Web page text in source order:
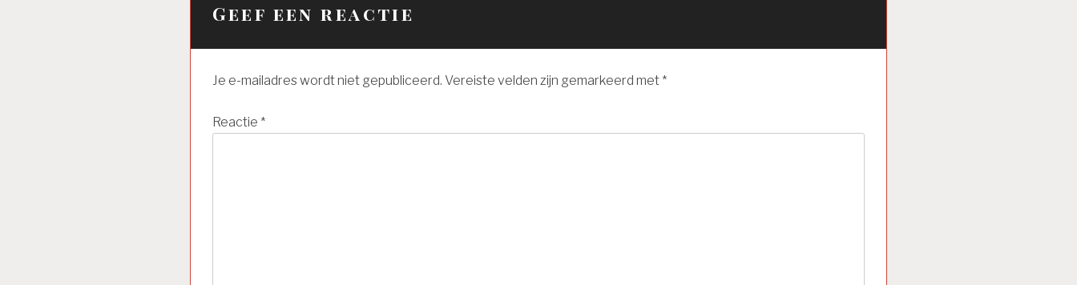
Geef een reactie
Je e-mailadres wordt niet gepubliceerd. Vereiste velden zijn gemarkeerd met *
Reactie *